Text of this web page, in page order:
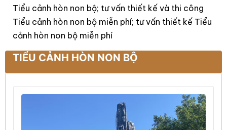
Tiểu cảnh hòn non bộ; tư vấn thiết kế và thi công
Tiểu cảnh hòn non bộ miễn phí; tư vấn thiết kế Tiểu
cảnh hòn non bộ miễn phí
TIỂU CẢNH HÒN NON BỘ